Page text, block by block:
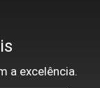
a excelência.